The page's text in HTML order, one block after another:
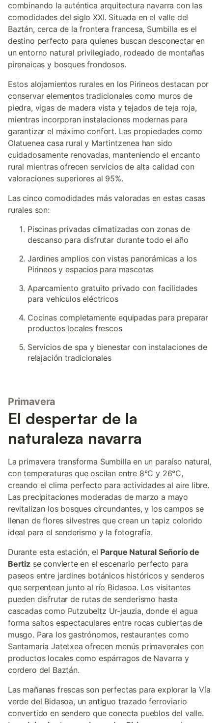
combinando la auténtica arquitectura navarra con las
comodidades del siglo XXI. Situada en el valle del
Baztán, cerca de la frontera francesa, Sumbilla es el
destino perfecto para quienes buscan desconectar en
un entorno natural privilegiado, rodeado de montañas
pirenaicas y bosques frondosos.
Estos alojamientos rurales en los Pirineos destacan por
conservar elementos tradicionales como muros de
piedra, vigas de madera vista y tejados de teja roja,
mientras incorporan instalaciones modernas para
garantizar el máximo confort. Las propiedades como
Olatuenea casa rural y Martintzenea han sido
cuidadosamente renovadas, manteniendo el encanto
rural mientras ofrecen servicios de alta calidad con
valoraciones superiores al 95%.
Las cinco comodidades más valoradas en estas casas
rurales son:
Piscinas privadas climatizadas con zonas de
descanso para disfrutar durante todo el año
Jardines amplios con vistas panorámicas a los
Pirineos y espacios para mascotas
Aparcamiento gratuito privado con facilidades
para vehículos eléctricos
Cocinas completamente equipadas para preparar
productos locales frescos
Servicios de spa y bienestar con instalaciones de
relajación tradicionales
Primavera
El despertar de la
naturaleza navarra
La primavera transforma Sumbilla en un paraíso natural,
con temperaturas que oscilan entre 8°C y 26°C,
creando el clima perfecto para actividades al aire libre.
Las precipitaciones moderadas de marzo a mayo
revitalizan los bosques circundantes, y los campos se
llenan de flores silvestres que crean un tapiz colorido
ideal para el senderismo y la fotografía.
Durante esta estación, el Parque Natural Señorío de
Bertizse convierte en el escenario perfecto para
paseos entre jardines botánicos históricos y senderos
que serpentean junto al río Bidasoa. Los visitantes
pueden disfrutar de rutas de senderismo hasta
cascadas como Putzubeltz Ur-jauzia, donde el agua
forma saltos espectaculares entre rocas cubiertas de
musgo. Para los gastrónomos, restaurantes como
Santamaria Jatetxea ofrecen menús primaverales con
productos locales como espárragos de Navarra y
cordero del Baztán.
Las mañanas frescas son perfectas para explorar la Vía
verde del Bidasoa, un antiguo trazado ferroviario
convertido en sendero que conecta pueblos del valle.